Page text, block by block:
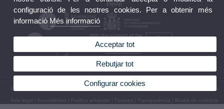
Equip
© 2026 UV. - Avda. dels Tarongers s/n, 46022 València. Espanya. Tel. (+34) 96 162 52 95
Avís legal Accessibilitat Política privacitat Cookies Transparència Bústia de contacte
configuració de les nostres cookies. Per a obtenir més
informacióMés informació
Acceptar tot
Rebutjar tot
Configurar cookies